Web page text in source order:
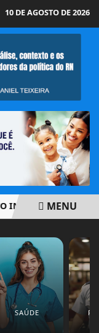
10 DE AGOSTO DE 2026
EM
MENU
SAÚDE